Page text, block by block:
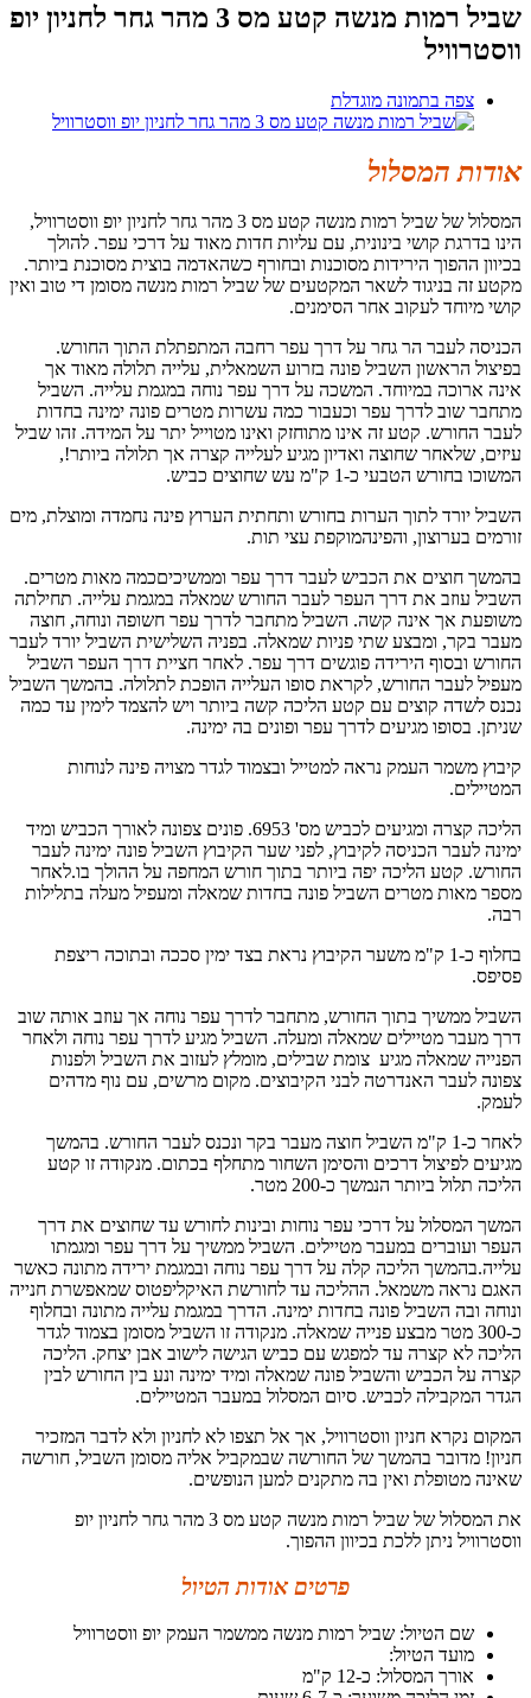
שביל רמות מנשה קטע מס 3 מהר גחר לחניון יופ
ווסטרוויל
צפה בתמונה מוגדלת
אודות המסלול
המסלול של שביל רמות מנשה קטע מס 3 מהר גחר לחניון יופ ווסטרוויל,
הינו בדרגת קושי בינונית, עם עליות חדות מאוד על דרכי עפר. להולך
בכיוון ההפוך הירידות מסוכנות ובחורף כשהאדמה בוצית מסוכנת ביותר.
מקטע זה בניגוד לשאר המקטעים של שביל רמות מנשה מסומן די טוב ואין
קושי מיוחד לעקוב אחר הסימנים.
הכניסה לעבר הר גחר על דרך עפר רחבה המתפתלת התוך החורש.
בפיצול הראשון השביל פונה בזרוע השמאלית, עלייה תלולה מאוד אך
אינה ארוכה במיוחד. המשכה על דרך עפר נוחה במגמת עלייה. השביל
מתחבר שוב לדרך עפר וכעבור כמה עשרות מטרים פונה ימינה בחדות
לעבר החורש. קטע זה אינו מתוחזק ואינו מטוייל יתר על המידה. זהו שביל
עיזים, שלאחר שחוצה ואדיון מגיע לעלייה קצרה אך תלולה ביותר!,
המשוכו בחורש הטבעי כ-1 ק"מ עש שחוצים כביש.
השביל יורד לתוך הערות בחורש ותחתית הערוץ פינה נחמדה ומוצלת, מים
זורמים בערוצון, והפינהמוקפת עצי תות.
בהמשך חוצים את הכביש לעבר דרך עפר וממשיכיםכמה מאות מטרים.
השביל עוזב את דרך העפר לעבר החורש שמאלה במגמת עלייה. תחילתה
משופעת אך אינה קשה. השביל מתחבר לדרך עפר חשופה ונוחה, חוצה
מעבר בקר, ומבצע שתי פניות שמאלה. בפניה השלישית השביל יורד לעבר
החורש ובסוף הירידה פוגשים דרך עפר. לאחר חציית דרך העפר השביל
מעפיל לעבר החורש, לקראת סופו העלייה הופכת לתלולה. בהמשך השביל
נכנס לשדה קוצים עם קטע הליכה קשה ביותר ויש להצמד לימין עד כמה
שניתן. בסופו מגיעים לדרך עפר ופונים בה ימינה.
קיבוץ משמר העמק נראה למטייל ובצמוד לגדר מצויה פינה לנוחות
המטיילים.
הליכה קצרה ומגיעים לכביש מס' 6953. פונים צפונה לאורך הכביש ומיד
ימינה לעבר הכניסה לקיבוץ, לפני שער הקיבוץ השביל פונה ימינה לעבר
החורש. קטע הליכה יפה ביותר בתוך חורש המחפה על ההולך בו.לאחר
מספר מאות מטרים השביל פונה בחדות שמאלה ומעפיל מעלה בתלילות
רבה.
בחלוף כ-1 ק"מ משער הקיבוץ נראת בצד ימין סככה ובתוכה ריצפת
פסיפס.
השביל ממשיך בתוך החורש, מתחבר לדרך עפר נוחה אך עוזב אותה שוב
דרך מעבר מטיילים שמאלה ומעלה. השביל מגיע לדרך עפר נוחה ולאחר
הפנייה שמאלה מגיע צומת שבילים, מומלץ לעזוב את השביל ולפנות
צפונה לעבר האנדרטה לבני הקיבוצים. מקום מרשים, עם נוף מדהים
לעמק.
לאחר כ-1 ק"מ השביל חוצה מעבר בקר ונכנס לעבר החורש. בהמשך
מגיעים לפיצול דרכים והסימן השחור מתחלף בכתום. מנקודה זו קטע
הליכה תלול ביותר הנמשך כ-200 מטר.
המשך המסלול על דרכי עפר נוחות ובינות לחורש עד שחוצים את דרך
העפר ועוברים במעבר מטיילים. השביל ממשיך על דרך עפר ומגמתו
עלייה.בהמשך הליכה קלה על דרך עפר נוחה ובמגמת ירידה מתונה כאשר
האגם נראה משמאל. ההליכה עד לחורשת האיקליפטוס שמאפשרת חנייה
ונוחה ובה השביל פונה בחדות ימינה. הדרך במגמת עלייה מתונה ובחלוף
כ-300 מטר מבצע פנייה שמאלה. מנקודה זו השביל מסומן בצמוד לגדר
הליכה לא קצרה עד למפגש עם כביש הגישה לישוב אבן יצחק. הליכה
קצרה על הכביש והשביל פונה שמאלה ומיד ימינה ונע בין החורש לבין
הגדר המקבילה לכביש. סיום המסלול במעבר המטיילים.
המקום נקרא חניון ווסטרוויל, אך אל תצפו לא לחניון ולא לדבר המזכיר
חניון! מדובר בהמשך של החורשה שבמקביל אליה מסומן השביל, חורשה
שאינה מטופלת ואין בה מתקנים למען הנופשים.
את המסלול של שביל רמות מנשה קטע מס 3 מהר גחר לחניון יופ
ווסטרוויל ניתן ללכת בכיוון ההפוך.
פרטים אודות הטיול
שם הטיול: שביל רמות מנשה ממשמר העמק יופ ווסטרוויל
מועד הטיול:
אורך המסלול: כ-12 ק"מ